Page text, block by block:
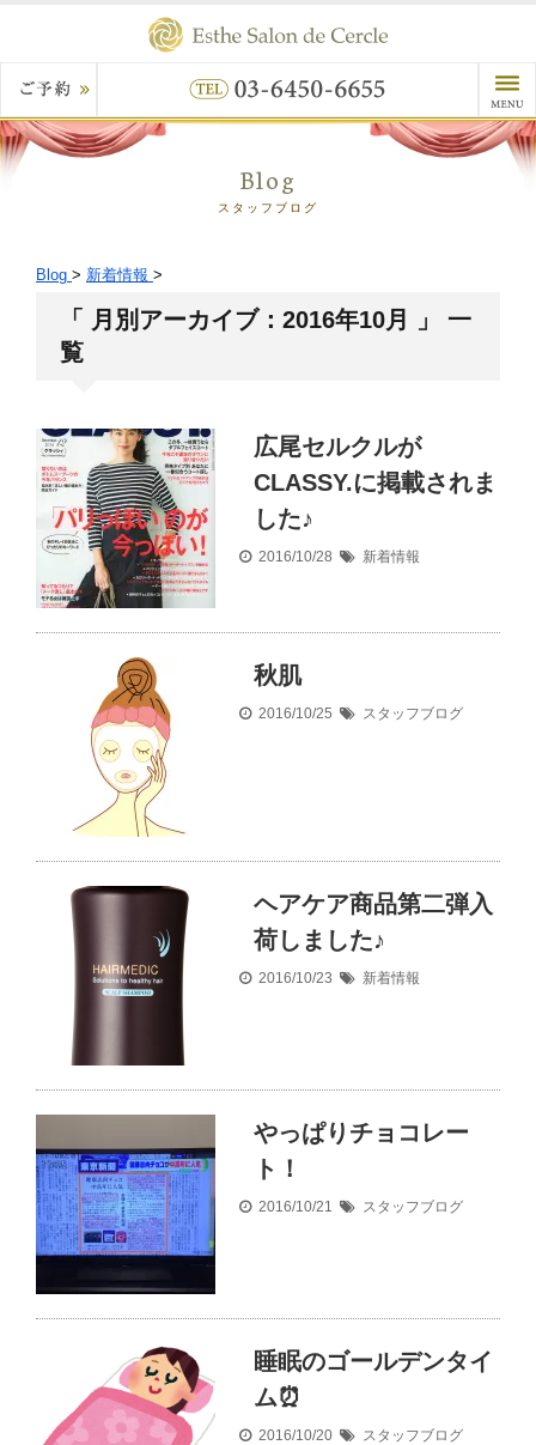
Blog
スタッフブログ
Blog > 新着情報 >
「 月別アーカイブ：2016年10月 」 一
覧
広尾セルクルが
CLASSY.に掲載されま
した♪
2016/10/28 新着情報
秋肌
2016/10/25 スタッフブログ
ヘアケア商品第二弾入
荷しました♪
2016/10/23 新着情報
やっぱりチョコレー
ト！
2016/10/21 スタッフブログ
睡眠のゴールデンタイ
ム⏰
2016/10/20 スタッフブログ